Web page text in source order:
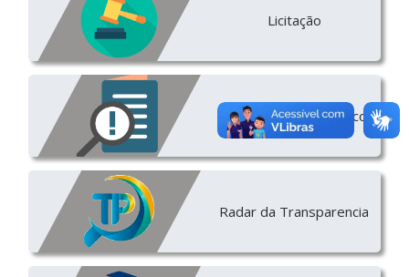
Licitação
Diário Oficial Eletrônico
Radar da Transparencia